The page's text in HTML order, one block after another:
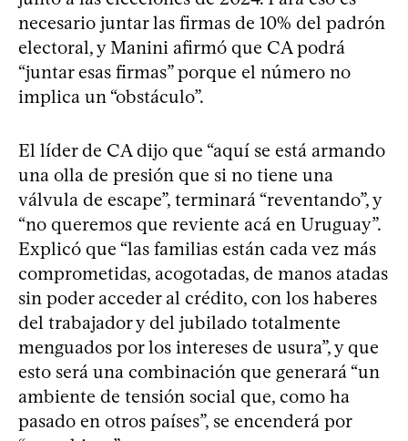
necesario juntar las firmas de 10% del padrón
electoral, y Manini afirmó que CA podrá
“juntar esas firmas” porque el número no
implica un “obstáculo”.
El líder de CA dijo que “aquí se está armando
una olla de presión que si no tiene una
válvula de escape”, terminará “reventando”, y
“no queremos que reviente acá en Uruguay”.
Explicó que “las familias están cada vez más
comprometidas, acogotadas, de manos atadas
sin poder acceder al crédito, con los haberes
del trabajador y del jubilado totalmente
menguados por los intereses de usura”, y que
esto será una combinación que generará “un
ambiente de tensión social que, como ha
pasado en otros países”, se encenderá por